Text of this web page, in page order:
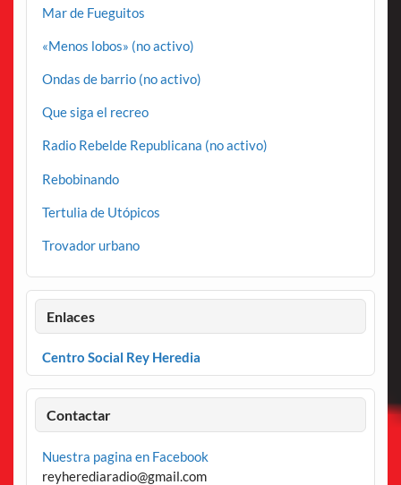
Mar de Fueguitos
«Menos lobos» (no activo)
Ondas de barrio (no activo)
Que siga el recreo
Radio Rebelde Republicana (no activo)
Rebobinando
Tertulia de Utópicos
Trovador urbano
Enlaces
Centro Social Rey Heredia
Contactar
Nuestra pagina en Facebook
reyherediaradio@gmail.com